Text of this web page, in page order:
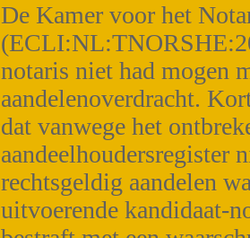
De Kamer voor het
notaris niet had mogen
aandelenoverdracht.
dat vanwege het
aandeelhoudersregister
rechtsgeldig aandelen
uitvoerende kandidaat-